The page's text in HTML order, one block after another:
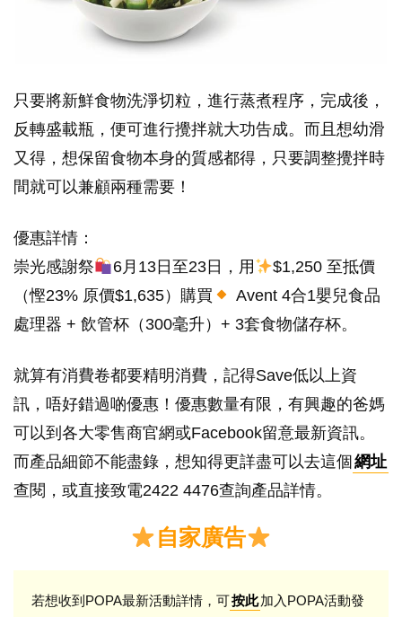
只要將新鮮食物洗淨切粒，進行蒸煮程序，完成後，
反轉盛載瓶，便可進行攪拌就大功告成。而且想幼滑
又得，想保留食物本身的質感都得，只要調整攪拌時
間就可以兼顧兩種需要！
優惠詳情：
崇光感謝祭
6月13日至23日，用
$1,250 至抵價
（慳23% 原價$1,635）購買
Avent 4合1嬰兒食品
處理器 + 飲管杯（300毫升）+ 3套食物儲存杯。
就算有消費卷都要精明消費，記得Save低以上資
訊，唔好錯過啲優惠！優惠數量有限，有興趣的爸媽
可以到各大零售商官網或Facebook留意最新資訊。
而產品細節不能盡錄，想知得更詳盡可以去這個 網址
查閱，或直接致電2422 4476查詢產品詳情。
自家廣告
若想收到POPA最新活動詳情，可按此加入POPA活動發